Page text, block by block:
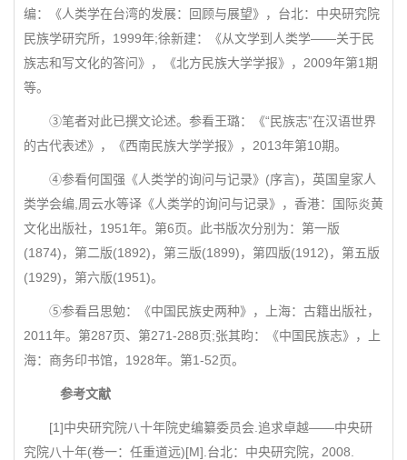
编：《人类学在台湾的发展：回顾与展望》，台北：中央研究院
民族学研究所，1999年;徐新建：《从文学到人类学——关于民
族志和写文化的答问》，《北方民族大学学报》，2009年第1期
等。
③笔者对此已撰文论述。参看王璐：《“民族志”在汉语世界
的古代表述》，《西南民族大学学报》，2013年第10期。
④参看何国强《人类学的询问与记录》(序言)，英国皇家人
类学会编,周云水等译《人类学的询问与记录》，香港：国际炎黄
文化出版社，1951年。第6页。此书版次分别为：第一版
(1874)，第二版(1892)，第三版(1899)，第四版(1912)，第五版
(1929)，第六版(1951)。
⑤参看吕思勉：《中国民族史两种》，上海：古籍出版社，
2011年。第287页、第271-288页;张其昀：《中国民族志》，上
海：商务印书馆，1928年。第1-52页。
参考文献
[1]中央研究院八十年院史编纂委员会.追求卓越——中央研
究院八十年(卷一：任重道远)[M].台北：中央研究院，2008.